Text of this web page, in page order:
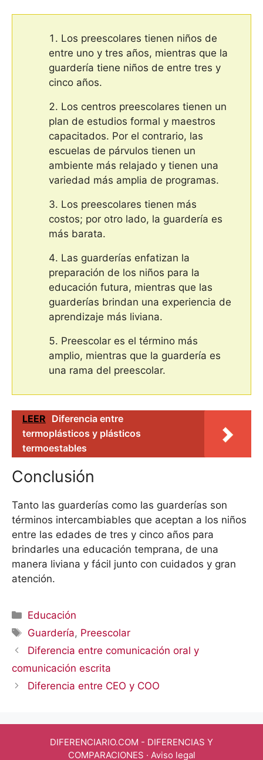
Los preescolares tienen niños de
entre uno y tres años, mientras que la
guardería tiene niños de entre tres y
cinco años.
Los centros preescolares tienen un
plan de estudios formal y maestros
capacitados. Por el contrario, las
escuelas de párvulos tienen un
ambiente más relajado y tienen una
variedad más amplia de programas.
Los preescolares tienen más
costos; por otro lado, la guardería es
más barata.
Las guarderías enfatizan la
preparación de los niños para la
educación futura, mientras que las
guarderías brindan una experiencia de
aprendizaje más liviana.
Preescolar es el término más
amplio, mientras que la guardería es
una rama del preescolar.
LEER Diferencia entre
termoplásticos y plásticos
termoestables
Conclusión
Tanto las guarderías como las guarderías son
términos intercambiables que aceptan a los niños
entre las edades de tres y cinco años para
brindarles una educación temprana, de una
manera liviana y fácil junto con cuidados y gran
atención.
Categorías
Educación
Etiquetas
Guardería, Preescolar
Diferencia entre comunicación oral y
comunicación escrita
Diferencia entre CEO y COO
DIFERENCIARIO.COM - DIFERENCIAS Y
COMPARACIONES · Aviso legal